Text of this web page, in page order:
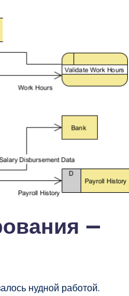
—
нудной работой.